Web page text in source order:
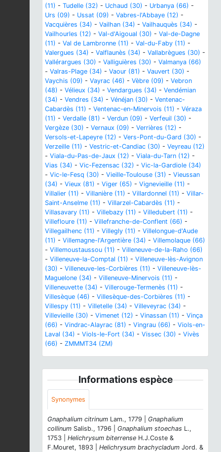
(11) - Tudelle (32) - Uchaud (30) - Urbanya (66) -
Urs (09) - Ussat (09) - Vabres-l'Abbaye (12) -
Vacquières (34) - Vailhan (34) - Vailhauquès (34) -
Vailhourles (12) - Val-d'Aigoual (30) - Val-de-Dagne
(11) - Val de Lambronne (11) - Val-du-Faby (11) -
Valergues (34) - Valflaunès (34) - Vallabrègues (30) -
Vallérargues (30) - Valliguières (30) - Valmanya (66)
- Valras-Plage (34) - Vaour (81) - Vauvert (30) -
Vaychis (09) - Vayrac (46) - Vèbre (09) - Vebron
(48) - Vélieux (34) - Vendargues (34) - Vendémian
(34) - Vendres (34) - Vénéjan (30) - Ventenac-
Cabardès (11) - Ventenac-en-Minervois (11) - Véraza
(11) - Verdalle (81) - Verdun (09) - Verfeuil (30) -
Vergèze (30) - Vernaux (09) - Verrières (12) -
Versols-et-Lapeyre (12) - Vers-Pont-du-Gard (30) -
Verzeille (11) - Vestric-et-Candiac (30) - Veyreau (12)
- Viala-du-Pas-de-Jaux (12) - Viala-du-Tarn (12) -
Vias (34) - Vic-Fezensac (32) - Vic-la-Gardiole (34)
- Vic-le-Fesq (30) - Vieille-Toulouse (31) - Vieussan
(34) - Vieux (81) - Viger (65) - Vignevieille (11) -
Villalier (11) - Villanière (11) - Villardonnel (11) - Villar-
Saint-Anselme (11) - Villarzel-Cabardès (11) -
Villasavary (11) - Villebazy (11) - Villedubert (11) -
Villefloure (11) - Villefranche-de-Conflent (66) -
Villegailhenc (11) - Villegly (11) - Villelongue-d'Aude
(11) - Villemagne-l'Argentière (34) - Villemolaque (66)
- Villemoustaussou (11) - Villeneuve-de-la-Raho (66)
- Villeneuve-la-Comptal (11) - Villeneuve-lès-Avignon
(30) - Villeneuve-les-Corbières (11) - Villeneuve-lès-
Maguelone (34) - Villeneuve-Minervois (11) -
Villeneuvette (34) - Villerouge-Termenès (11) -
Villesèque (46) - Villesèque-des-Corbières (11) -
Villespy (11) - Villetelle (34) - Villeveyrac (34) -
Villevieille (30) - Vimenet (12) - Vinassan (11) - Vinça
(66) - Vindrac-Alayrac (81) - Vingrau (66) - Viols-en-
Laval (34) - Viols-le-Fort (34) - Vissec (30) - Vivès
(66) - ZMMMT34 (ZM)
Informations espèce
Synonymes
Gnaphalium citrinum Lam., 1779 | Gnaphalium
collinum Salisb., 1796 | Gnaphalium stoechas L.,
1753 | Helichrysum biterrense H.J.Coste &
F.Mouret, 1893 | Helichrysum brachycladum Jord. &